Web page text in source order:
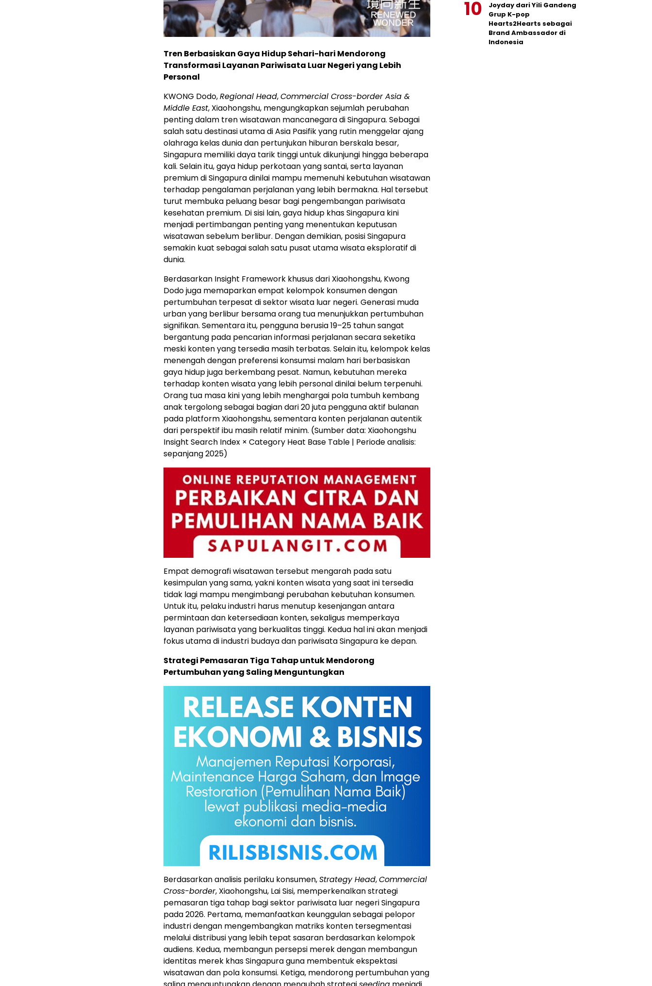
Tren Berbasiskan Gaya Hidup Sehari-hari Mendorong
Transformasi Layanan Pariwisata Luar Negeri yang Lebih
Personal
KWONG Dodo,Regional Head,Commercial Cross-border Asia &
Middle East, Xiaohongshu, mengungkapkan sejumlah perubahan
penting dalam tren wisatawan mancanegara di Singapura. Sebagai
salah satu destinasi utama di Asia Pasifik yang rutin menggelar ajang
olahraga kelas dunia dan pertunjukan hiburan berskala besar,
Singapura memiliki daya tarik tinggi untuk dikunjungi hingga beberapa
kali. Selain itu, gaya hidup perkotaan yang santai, serta layanan
premium di Singapura dinilai mampu memenuhi kebutuhan wisatawan
terhadap pengalaman perjalanan yang lebih bermakna. Hal tersebut
turut membuka peluang besar bagi pengembangan pariwisata
kesehatan premium. Di sisi lain, gaya hidup khas Singapura kini
menjadi pertimbangan penting yang menentukan keputusan
wisatawan sebelum berlibur. Dengan demikian, posisi Singapura
semakin kuat sebagai salah satu pusat utama wisata eksploratif di
dunia.
Berdasarkan Insight Framework khusus dari Xiaohongshu, Kwong
Dodo juga memaparkan empat kelompok konsumen dengan
pertumbuhan terpesat di sektor wisata luar negeri. Generasi muda
urban yang berlibur bersama orang tua menunjukkan pertumbuhan
signifikan. Sementara itu, pengguna berusia 19–25 tahun sangat
bergantung pada pencarian informasi perjalanan secara seketika
meski konten yang tersedia masih terbatas. Selain itu, kelompok kelas
menengah dengan preferensi konsumsi malam hari berbasiskan
gaya hidup juga berkembang pesat. Namun, kebutuhan mereka
terhadap konten wisata yang lebih personal dinilai belum terpenuhi.
Orang tua masa kini yang lebih menghargai pola tumbuh kembang
anak tergolong sebagai bagian dari 20 juta pengguna aktif bulanan
pada platform Xiaohongshu, sementara konten perjalanan autentik
dari perspektif ibu masih relatif minim. (Sumber data: Xiaohongshu
Insight Search Index × Category Heat Base Table | Periode analisis:
sepanjang 2025)
Empat demografi wisatawan tersebut mengarah pada satu
kesimpulan yang sama, yakni konten wisata yang saat ini tersedia
tidak lagi mampu mengimbangi perubahan kebutuhan konsumen.
Untuk itu, pelaku industri harus menutup kesenjangan antara
permintaan dan ketersediaan konten, sekaligus memperkaya
layanan pariwisata yang berkualitas tinggi. Kedua hal ini akan menjadi
fokus utama di industri budaya dan pariwisata Singapura ke depan.
Strategi Pemasaran Tiga Tahap untuk Mendorong
Pertumbuhan yang Saling Menguntungkan
Berdasarkan analisis perilaku konsumen,Strategy Head,Commercial
Cross-border, Xiaohongshu, Lai Sisi, memperkenalkan strategi
pemasaran tiga tahap bagi sektor pariwisata luar negeri Singapura
pada 2026. Pertama, memanfaatkan keunggulan sebagai pelopor
industri dengan mengembangkan matriks konten tersegmentasi
melalui distribusi yang lebih tepat sasaran berdasarkan kelompok
audiens. Kedua, membangun persepsi merek dengan membangun
identitas merek khas Singapura guna membentuk ekspektasi
wisatawan dan pola konsumsi. Ketiga, mendorong pertumbuhan yang
Joyday dari Yili Gandeng
Grup K-pop
Hearts2Hearts sebagai
Brand Ambassador di
Indonesia